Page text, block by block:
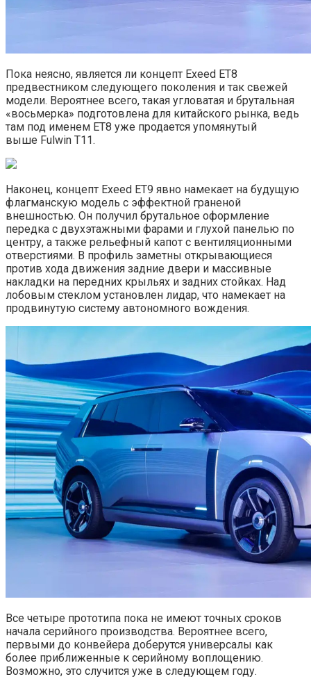
Пока неясно, является ли концепт Exeed ET8
предвестником следующего поколения и так свежей
модели. Вероятнее всего, такая угловатая и брутальная
«восьмерка» подготовлена для китайского рынка, ведь
там под именем ET8 уже продается упомянутый
выше Fulwin T11.
Наконец, концепт Exeed ET9 явно намекает на будущую
флагманскую модель с эффектной граненой
внешностью. Он получил брутальное оформление
передка с двухэтажными фарами и глухой панелью по
центру, а также рельефный капот с вентиляционными
отверстиями. В профиль заметны открывающиеся
против хода движения задние двери и массивные
накладки на передних крыльях и задних стойках. Над
лобовым стеклом установлен лидар, что намекает на
продвинутую систему автономного вождения.
Все четыре прототипа пока не имеют точных сроков
начала серийного производства. Вероятнее всего,
первыми до конвейера доберутся универсалы как
более приближенные к серийному воплощению.
Возможно, это случится уже в следующем году.